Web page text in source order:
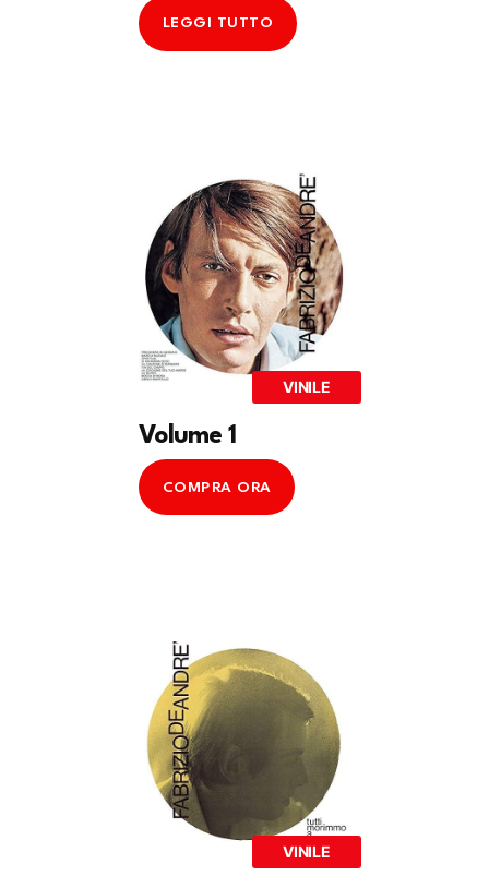
LEGGI TUTTO
VINILE
Volume 1
COMPRA ORA
VINILE